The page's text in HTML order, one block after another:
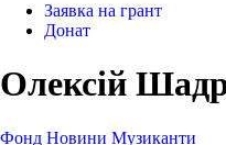
Заявка на грант
Донат
Олексій
Фонд Новини Музиканти